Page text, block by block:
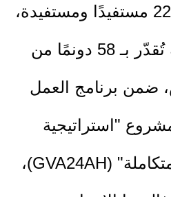
الأراضي الزراعية لـ 22 مستفيدًا ومستفيدة،
وذلك لحماية مساحة تُقدّر بـ 58 دونمًا من
ضمن برنامج العمل
"استراتيجية
نيكسوس للحماية المتكاملة" (GVA24AH)،